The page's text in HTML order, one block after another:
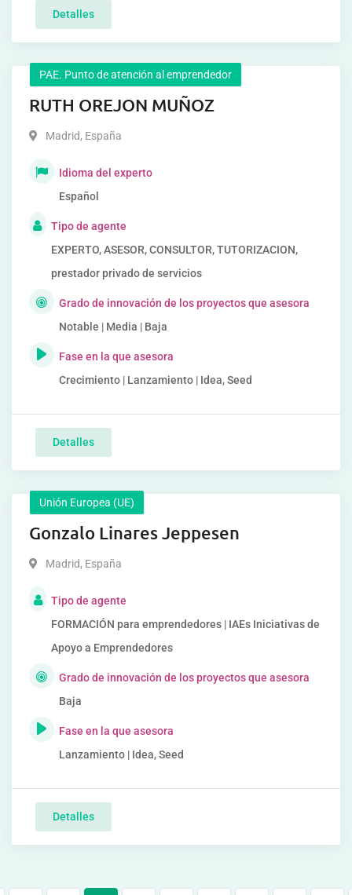
Detalles
PAE. Punto de atención al emprendedor
RUTH OREJON MUÑOZ
Madrid, España
Idioma del experto
Español
Tipo de agente
EXPERTO, ASESOR, CONSULTOR, TUTORIZACION,
prestador privado de servicios
Grado de innovación de los proyectos que asesora
Notable | Media | Baja
Fase en la que asesora
Crecimiento | Lanzamiento | Idea, Seed
Detalles
Unión Europea (UE)
Gonzalo Linares Jeppesen
Madrid, España
Tipo de agente
FORMACIÓN para emprendedores | IAEs Iniciativas de
Apoyo a Emprendedores
Grado de innovación de los proyectos que asesora
Baja
Fase en la que asesora
Lanzamiento | Idea, Seed
Detalles